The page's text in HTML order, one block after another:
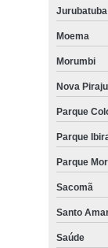
Jurubatuba
Moema
Morumbi
Nova Piraju
Parque
Parque
Parque
Sacomã
Santo
Saúde